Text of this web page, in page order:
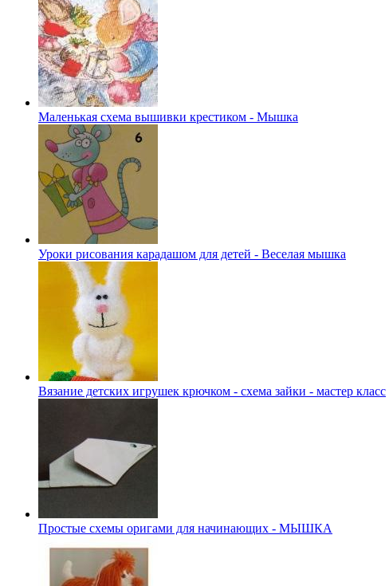
Маленькая схема вышивки крестиком - Мышка
Уроки рисования карадашом для детей - Веселая мышка
Вязание детских игрушек крючком - схема зайки - мастер класс
Простые схемы оригами для начинающих - МЫШКА